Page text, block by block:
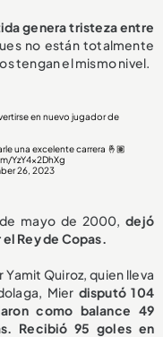
genera tristeza entre
no están totalmente
tengan el mismo nivel.
en nuevo jugador de
una excelente carrera 🤞🏽
YzY4x2DhXg
26, 2023
de mayo de 2000,dejó
Rey de Copas.
Quiroz, quien lleva
Mier disputó 104
como balance 49
Recibió 95 goles en